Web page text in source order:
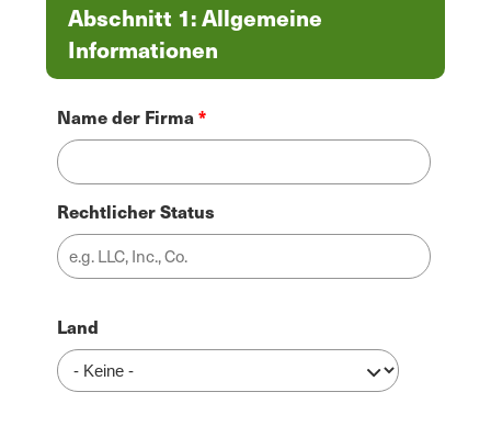
Abschnitt 1: Allgemeine
Informationen
Name der Firma
Rechtlicher Status
Adresse
Land